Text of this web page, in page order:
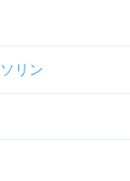
リン